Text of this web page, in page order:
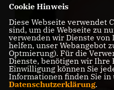
Cookie Hinweis
Diese Webseite verwendet
sind, um die Webseite zu
verwenden wir Dienste
helfen, unser Webangebot
Optmierung). Für die
Dienste, benötigen wir Ihre
Einwilligung können Sie
Informationen finden Sie in
Datenschutzerklärung.